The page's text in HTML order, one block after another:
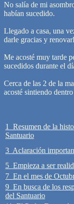
No salía de mi
habían sucedido.
Llegado a casa, una
darle gracias y
Me acosté muy tarde
sucedidos durante el
Cerca de las 2 de la
acosté sintiendo
1 Resumen de la
Santuario
3 Aclaración
5 Empieza a ser
7 En el mes de
9 En busca de los
del Santuario